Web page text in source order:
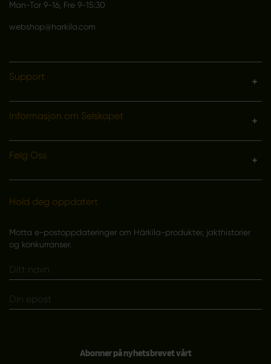
Man-Tor 9-16, Fre 9-15:30
webshop@harkila.com
Support
Informasjon om Selskapet
Følg Oss
Hold deg oppdatert
Motta e-postoppdateringer om Härkila-produkter, jakthistorier
og konkurranser.
Abonner på nyhetsbrevet vårt